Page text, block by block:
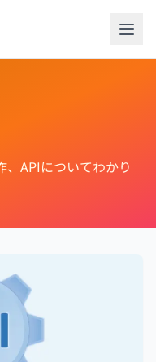
APIについてわかり